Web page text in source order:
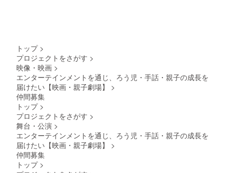
トップ >
プロジェクトをさがす >
映像・映画 >
エンターテインメントを通じ、ろう児・手話・親子の成長を
届けたい【映画・親子劇場】
>
仲間募集
トップ >
プロジェクトをさがす >
舞台・公演 >
エンターテインメントを通じ、ろう児・手話・親子の成長を
届けたい【映画・親子劇場】
>
仲間募集
トップ >